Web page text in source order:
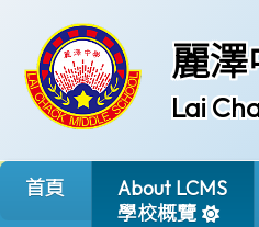
麗澤
Lai
首頁
About LCMS
學校概覽